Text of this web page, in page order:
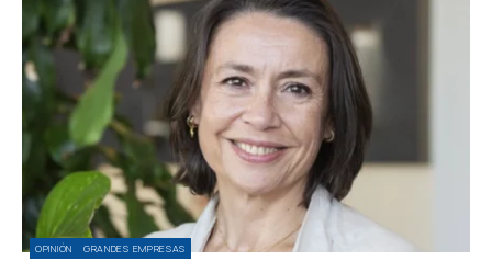
OPINIÓN GRANDES EMPRESAS